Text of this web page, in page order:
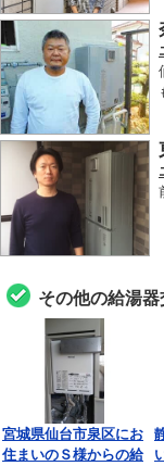
その他の給湯
宮城県仙台市泉区にお
住まいのＳ様からの給